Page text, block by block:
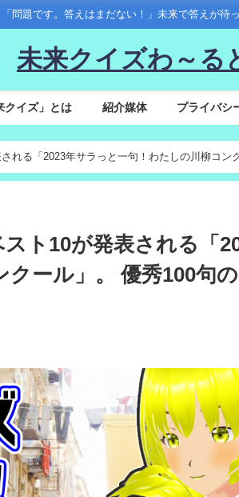
「問題です。答えはまだない！」未来で答えが待
未来クイズわ～る
クイズ」とは 紹介媒体 プライバシ
れる「2023年サラっと一句！わたしの川柳コン
スト10が発表される「
クール」。 優秀100句